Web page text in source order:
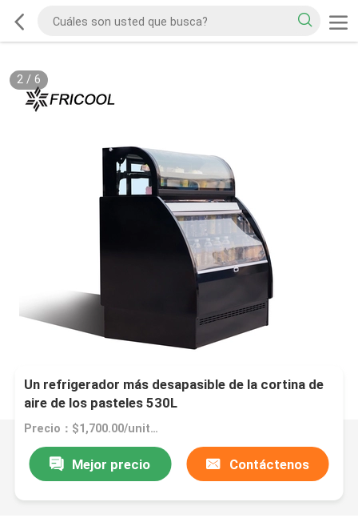
2/ 6
Un refrigerador más desapasible de la cortina de
aire de los pasteles 530L
Precio：$1,700.00/units 1-4 units
Mejor precio Contáctenos